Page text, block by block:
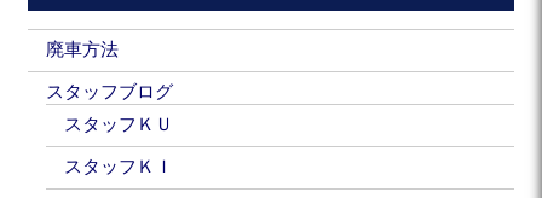
廃車方法
スタッフブログ
スタッフＫＵ
スタッフＫＩ